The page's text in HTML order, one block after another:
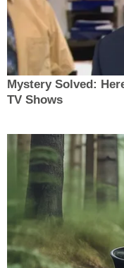
Mystery Solved:
TV Shows